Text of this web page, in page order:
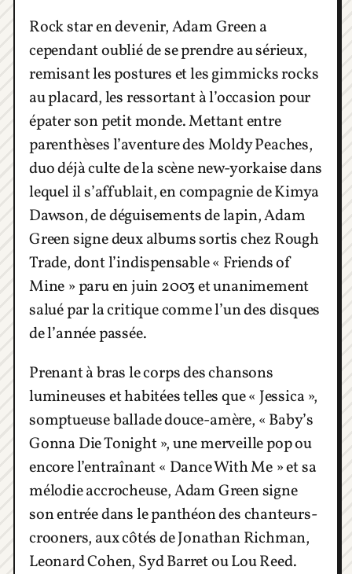
Rock star en devenir, Adam Green a
cependant oublié de se prendre au sérieux,
remisant les postures et les gimmicks rocks
au placard, les ressortant à l’occasion pour
épater son petit monde. Mettant entre
parenthèses l’aventure des Moldy Peaches,
duo déjà culte de la scène new-yorkaise dans
lequel il s’affublait, en compagnie de Kimya
Dawson, de déguisements de lapin, Adam
Green signe deux albums sortis chez Rough
Trade, dont l’indispensable « Friends of
Mine » paru en juin 2003 et unanimement
salué par la critique comme l’un des disques
de l’année passée.
Prenant à bras le corps des chansons
lumineuses et habitées telles que « Jessica »,
somptueuse ballade douce-amère, « Baby’s
Gonna Die Tonight », une merveille pop ou
encore l’entraînant « Dance With Me » et sa
mélodie accrocheuse, Adam Green signe
son entrée dans le panthéon des chanteurs-
crooners, aux côtés de Jonathan Richman,
Leonard Cohen, Syd Barret ou Lou Reed.